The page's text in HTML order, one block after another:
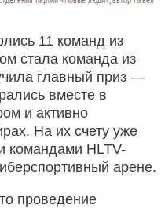
11 команд из
стала команда из
главный приз —
вместе в
и активно
На их счету уже
командами HLTV-
арене.
проведение